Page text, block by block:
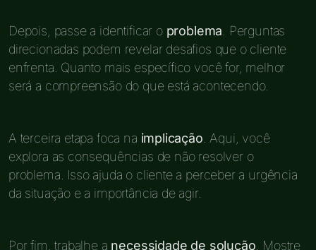
Depois, passe a identificar o problema . Perguntas
direcionadas podem revelar desafios que o cliente
enfrenta. Quanto mais específico você for, melhor
será a compreensão do que está acontecendo.
A terceira etapa foca na implicação . Aqui, você
explora as consequências de não resolver o
problema. Isso ajuda o cliente a perceber a urgência
da situação e a importância de agir.
Por fim, trabalhe a necessidade de solução . Mostre